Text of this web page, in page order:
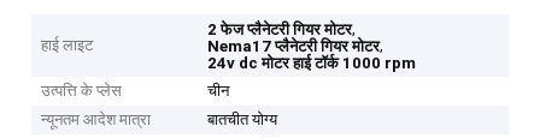
हाई लाइट
2 फेज प्लैनेटरी गियर मोटर,
Nema17 प्लैनेटरी गियर मोटर,
24v dc मोटर हाई टॉर्क 1000 rpm
उत्पत्ति के प्लेस
चीन
न्यूनतम आदेश मात्रा
बातचीत योग्य